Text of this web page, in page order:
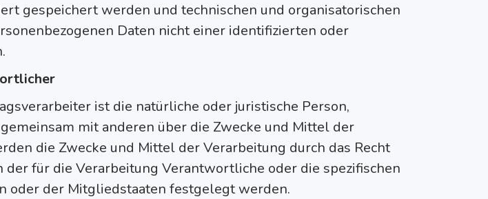
gespeichert werden und technischen und organisatorischen
Daten nicht einer identifizierten oder
ist die natürliche oder juristische Person,
mit anderen über die Zwecke und Mittel der
die Zwecke und Mittel der Verarbeitung durch das Recht
für die Verarbeitung Verantwortliche oder die spezifischen
oder der Mitgliedstaaten festgelegt werden.